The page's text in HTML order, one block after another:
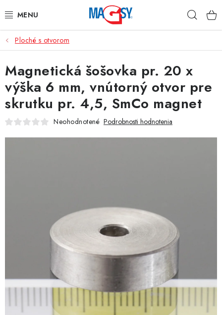
na
HLAVNÉ KATEGÓRIE
MAGNETICKÉ POMÔCKY
PRIEMYSELNÉ MAGNETY
OSTATNÉ MAGNETY
Ploché s otvorom
Magnetická šošovka pr. 20 x
výška 6 mm, vnútorný otvor pre
skrutku pr. 4,5, SmCo magnet
Neohodnotené Podrobnosti hodnotenia